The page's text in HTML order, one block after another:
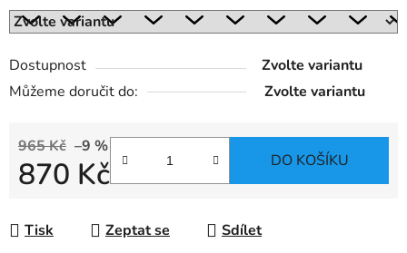
Dostupnost
Zvolte variantu
Můžeme doručit do:
Zvolte variantu
965 Kč –9 %
870 Kč DO KOŠÍKU
Tisk Zeptat se Sdílet